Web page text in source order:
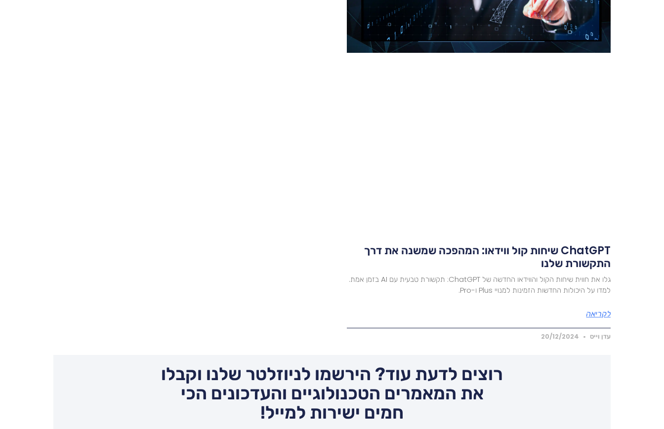
ChatGPT שיחות קול ווידאו: המהפכה שמשנה את דרך
התקשורת שלנו
גלו את חווית שיחות הקול והווידאו החדשה של ChatGPT: תקשורת טבעית עם AI בזמן אמת.
למדו על היכולות החדשות הזמינות למנויי Plus ו-Pro.
לקריאה
עדן וייס
רוצים לדעת עוד? הירשמו לניוזלטר שלנו וקבלו
את המאמרים הטכנולוגיים והעדכונים הכי
חמים ישירות למייל!